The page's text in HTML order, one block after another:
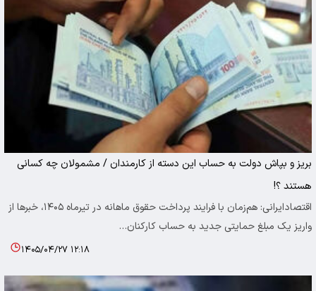
بریز و بپاش دولت به حساب این دسته از کارمندان / مشمولان چه کسانی
هستند ؟!
اقتصادایرانی: هم‌زمان با فرایند پرداخت حقوق ماهانه در تیرماه ۱۴۰۵، خبرها از
واریز یک مبلغ حمایتی جدید به حساب کارکنان…
۱۴۰۵/۰۴/۲۷ ۱۲:۱۸